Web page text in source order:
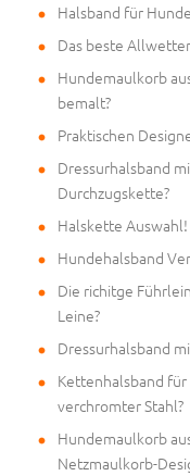
Halsband für
Das beste
Hundemaulkorb
bemalt?
Praktischen
Dressurhalsband
Durchzugskette?
Halskette Auswahl!
Hundehalsband
Die richitge
Leine?
Dressurhalsband
Kettenhalsband
verchromter Stahl?
Hundemaulkorb
Netzmaulkorb-